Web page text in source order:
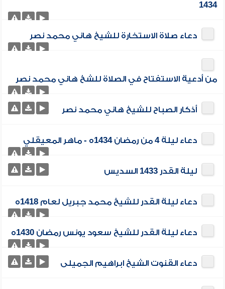
1434
دعاء صلاة الاستخارة للشيخ هاني محمد نصر
من أدعية الاستفتاح في الصلاة للشخ هاني محمد نصر
أذكار الصباح للشيخ هاني محمد نصر
دعاء ليلة 4 من رمضان 1434ه - ماهر المعيقلي
ليلة القدر 1433 السديس
دعاء ليلة القدر للشيخ محمد جبريل لعام 1418ه
دعاء ليلة القدر للشيخ سعود يونس رمضان 1430ه
دعاء القنوت الشيخ ابراهيم الجميلى